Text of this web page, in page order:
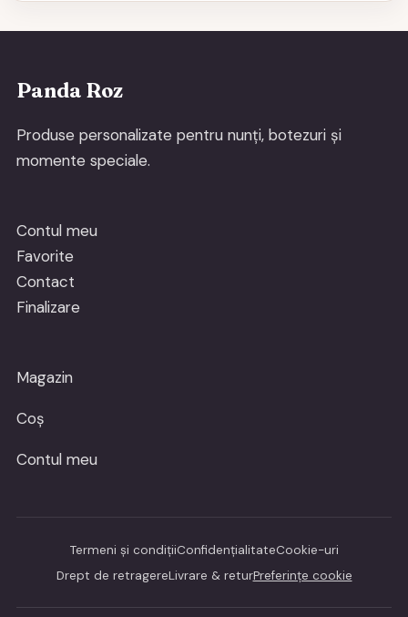
Panda Roz
Produse personalizate pentru nunți, botezuri și
momente speciale.
Contul meu
Favorite
Contact
Finalizare
Magazin
Coș
Contul meu
Termeni și condițiiConfidențialitateCookie-uri
Drept de retragereLivrare & returPreferințe cookie